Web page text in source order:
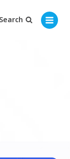
Search